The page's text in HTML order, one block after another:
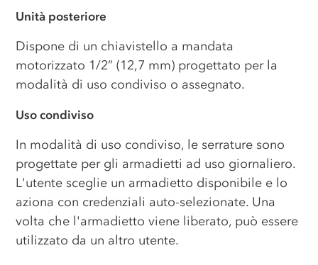
Unità posteriore
Dispone di un chiavistello a mandata
motorizzato 1/2” (12,7 mm) progettato per la
modalità di uso condiviso o assegnato.
Uso condiviso
In modalità di uso condiviso, le serrature sono
progettate per gli armadietti ad uso giornaliero.
L'utente sceglie un armadietto disponibile e lo
aziona con credenziali auto-selezionate. Una
volta che l'armadietto viene liberato, può essere
utilizzato da un altro utente.